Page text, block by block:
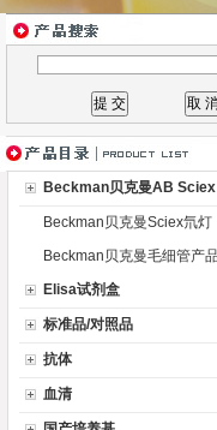
Beckman贝克曼AB Sciex
Beckman贝克曼Sciex氘灯
Beckman贝克曼毛细管产品
Elisa试剂盒
标准品/对照品
抗体
血清